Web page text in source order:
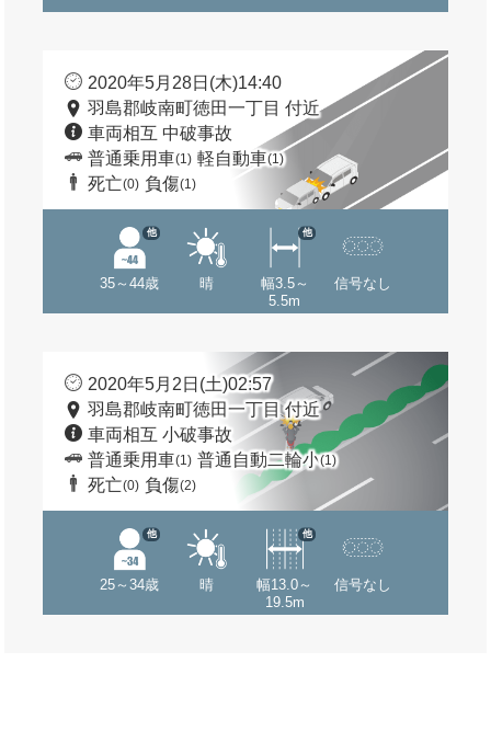
2020年5月28日(木)14:40
羽島郡岐南町徳田一丁目 付近
車両相互 中破事故
普通乗用車(1) 軽自動車(1)
死亡(0) 負傷(1)
35～44歳
他
晴
幅3.5～
5.5m
他
信号なし
2020年5月2日(土)02:57
羽島郡岐南町徳田一丁目 付近
車両相互 小破事故
普通乗用車(1) 普通自動二輪小(1)
死亡(0) 負傷(2)
25～34歳
他
晴
幅13.0～
19.5m
他
信号なし